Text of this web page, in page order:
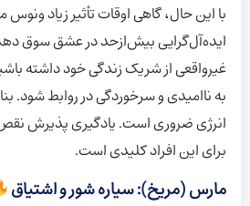
با این حال، گاهی اوقات تأثیر زیاد
ایده‌آل‌گرایی بیش‌ازحد در عشق سوق
غیرواقعی از شریک زندگی خود داشته
به ناامیدی و سرخوردگی در روابط شود.
انرژی ضروری است. یادگیری پذیرش
برای این افراد کلیدی است.
مارس (مریخ): سیاره شور و اشتیاق